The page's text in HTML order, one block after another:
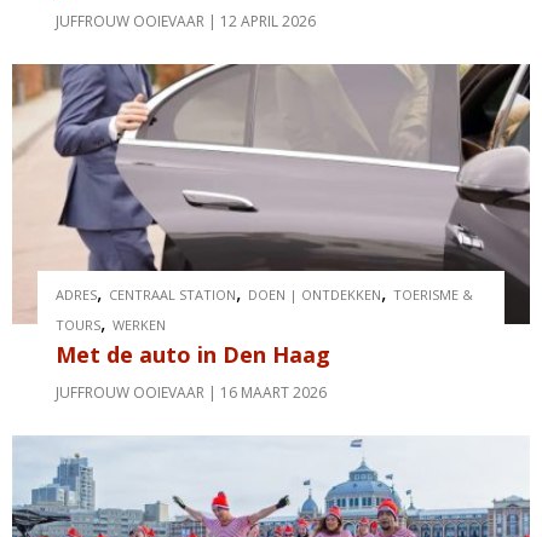
JUFFROUW OOIEVAAR 12 APRIL 2026
ADRES, CENTRAAL STATION, DOEN | ONTDEKKEN,TOERISME &
TOURS,WERKEN
Met de auto in Den Haag
JUFFROUW OOIEVAAR 16 MAART 2026